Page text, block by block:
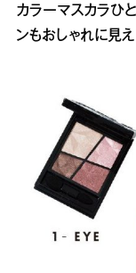
カラーマスカラひ
ンもおしゃれに見え